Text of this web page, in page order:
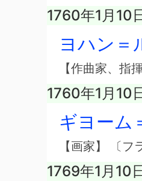
1760年1月10
ヨハン＝
【作曲家、指
1760年1月10
ギヨーム
【画家】 〔フ
1769年1月10